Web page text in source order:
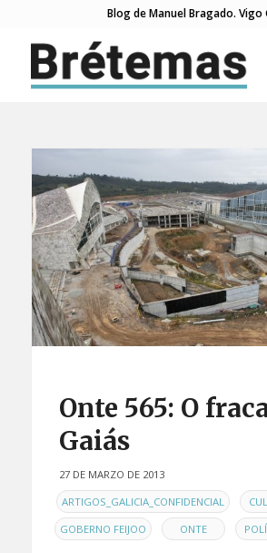
Blog de Manuel Bragado. Vigo
Onte 565: O
Gaiás
27 DE MARZO DE 2013
ENARTIGOS_GALICIA_CONFIDENCIAL ,
GOBERNO FEIJOO , ONTE ,